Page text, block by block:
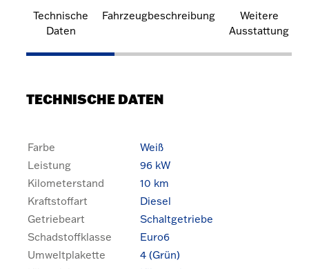
Technische
Daten
Fahrzeugbeschreibung
Weitere
Ausstattung
TECHNISCHE DATEN
Farbe
Weiß
Leistung
96 kW
Kilometerstand
10 km
Kraftstoffart
Diesel
Getriebeart
Schaltgetriebe
Schadstoffklasse
Euro6
Umweltplakette
4 (Grün)